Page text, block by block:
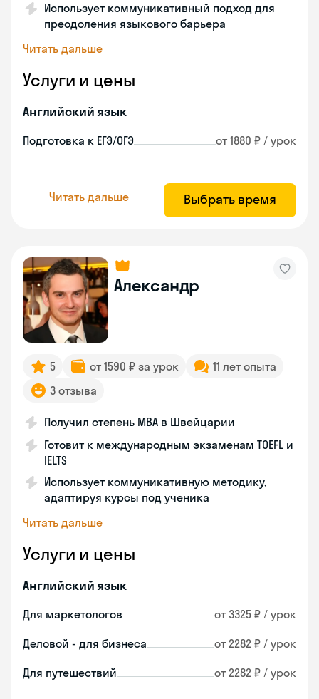
Использует коммуникативный подход для
преодоления языкового барьера
Читать дальше
Услуги и цены
Английский язык
Подготовка к ЕГЭ/ОГЭ от 1880 ₽ / урок
Читать дальше Выбрать время
Александр
5 от 1590 ₽ за урок
11 лет опыта
3 отзыва
Получил степень MBA в Швейцарии
Готовит к международным экзаменам TOEFL и
IELTS
Использует коммуникативную методику,
адаптируя курсы под ученика
Читать дальше
Услуги и цены
Английский язык
Для маркетологов от 3325 ₽ / урок
Деловой - для бизнеса от 2282 ₽ / урок
Для путешествий от 2282 ₽ / урок